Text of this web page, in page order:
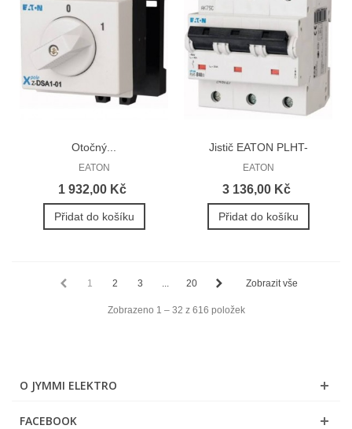
Otočný...
EATON
1 932,00 Kč
Přidat do košíku
Jistič EATON PLHT-
40/3/C...
EATON
3 136,00 Kč
Přidat do košíku
1 2 3 20 Zobrazit vše
Zobrazeno 1 – 32 z 616 položek
O JYMMI ELEKTRO
FACEBOOK